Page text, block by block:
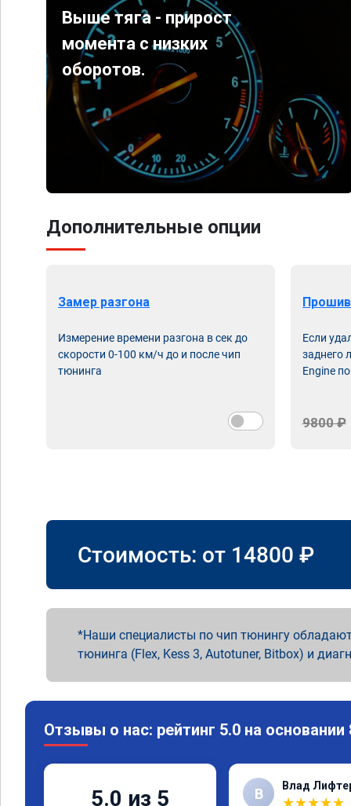
Выше тяга - прирост
момента с низких
оборотов.
Дополнительные опции
Замер разгона
Измерение времени разгона в сек до
скорости 0-100 км/ч до и после чип
тюнинга
Если
заднего
Engine
9800 ₽
Стоимость: от 14800 ₽
Наши специалисты по чип тюнингу
тюнинга (Flex, Kess 3, Autotuner, Bitbox) и
Отзывы о нас: рейтинг 5.0 на основании
5.0 из 5 В Влад
★★★★★